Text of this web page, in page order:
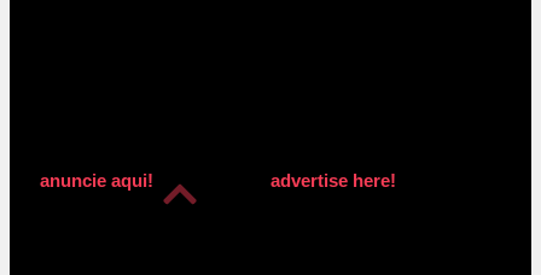
anuncie aqui! advertise here!